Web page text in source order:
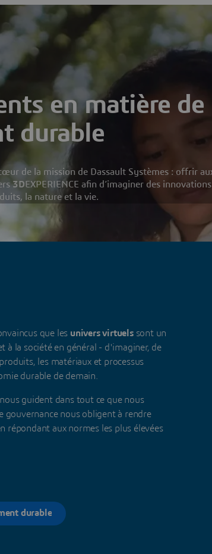
en matière de
durable
de la mission de Dassault Systèmes : offrir
3D EXPERIENCE afin d’imaginer des innovations
la nature et la vie.
que les univers virtuelssont un
à la société en général - d'imaginer, de
les matériaux et processus
durable de demain.
guident dans tout ce que nous
gouvernance nous obligent à rendre
répondant aux normes les plus élevées
durable